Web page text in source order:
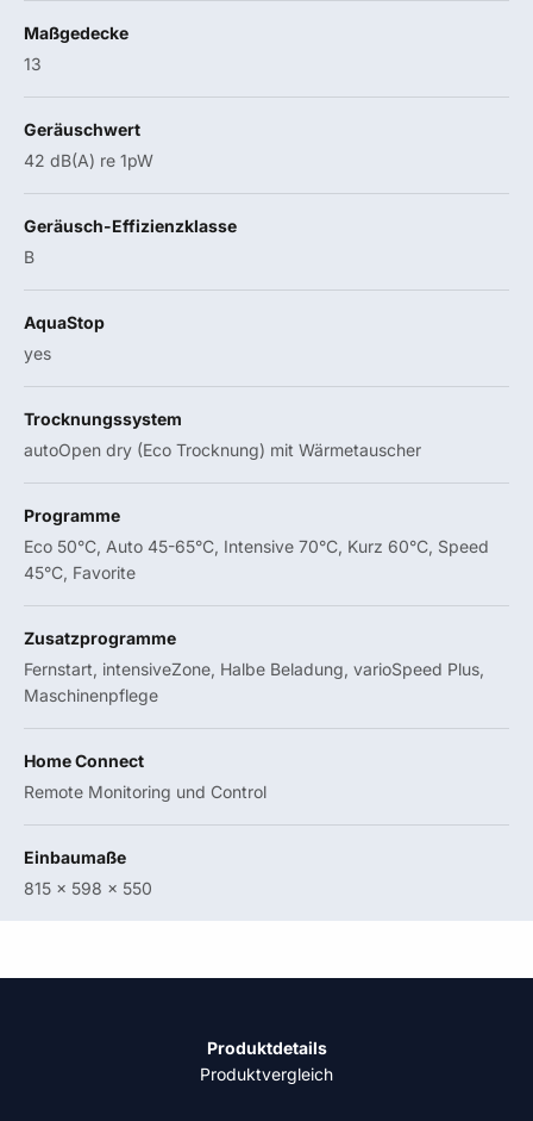
Maßgedecke
13
Geräuschwert
42 dB(A) re 1pW
Geräusch-Effizienzklasse
B
AquaStop
yes
Trocknungssystem
autoOpen dry (Eco Trocknung) mit Wärmetauscher
Programme
Eco 50°C, Auto 45-65°C, Intensive 70°C, Kurz 60°C, Speed
45°C, Favorite
Zusatzprogramme
Fernstart, intensiveZone, Halbe Beladung, varioSpeed Plus,
Maschinenpflege
Home Connect
Remote Monitoring und Control
Einbaumaße
815 x 598 x 550
Produktdetails
Produktvergleich